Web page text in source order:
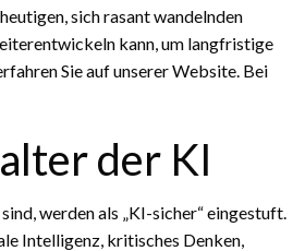
sich rasant wandelnden
kann, um langfristige
Sie auf unserer Website. Bei
der KI
werden als „KI-sicher“ eingestuft.
Intelligenz, kritisches Denken,